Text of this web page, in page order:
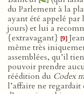
du Parlement à la
ayant été appelé par
jours) et lui a
{extravagant} [9]
même très
assemblées, qu’il
pouvoir prendre
réédition du Codex
l’affaire ne